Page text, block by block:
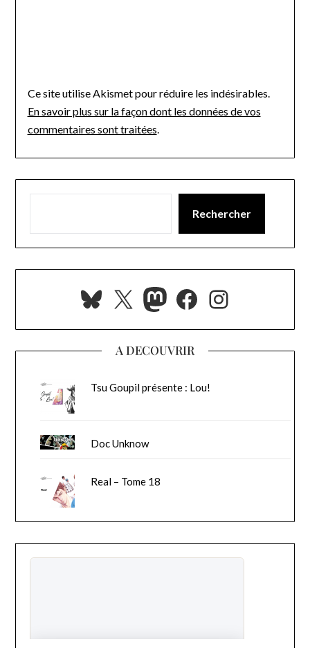
Ce site utilise Akismet pour réduire les indésirables.
En savoir plus sur la façon dont les données de vos
commentaires sont traitées
Rechercher
Bluesky
X Mastodon
Facebook
A DECOUVRIR
Tsu Goupil présente : Lou!
Doc Unknow
Real – Tome 18